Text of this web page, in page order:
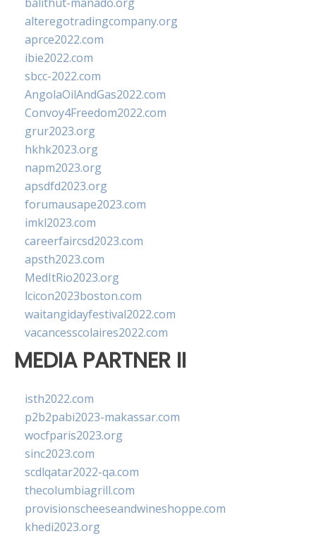
alteregotradingcompany.org
aprce2022.com
ibie2022.com
sbcc-2022.com
AngolaOilAndGas2022.com
Convoy4Freedom2022.com
grur2023.org
hkhk2023.org
napm2023.org
apsdfd2023.org
forumausape2023.com
imkl2023.com
careerfaircsd2023.com
apsth2023.com
MedItRio2023.org
lcicon2023boston.com
waitangidayfestival2022.com
vacancesscolaires2022.com
MEDIA PARTNER II
isth2022.com
p2b2pabi2023-makassar.com
wocfparis2023.org
sinc2023.com
scdlqatar2022-qa.com
thecolumbiagrill.com
provisionscheeseandwineshoppe.com
khedi2023.org